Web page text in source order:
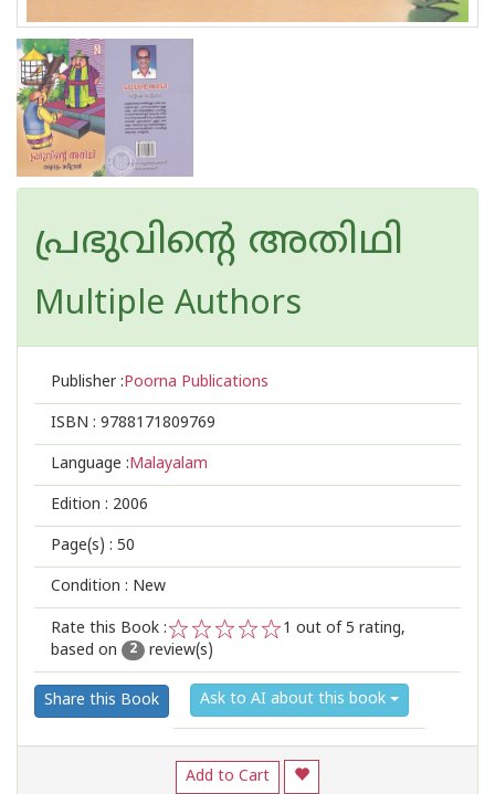
പ്രഭുവിന്റെ അതിഥി
Multiple Authors
Publisher :Poorna Publications
ISBN : 9788171809769
Language :Malayalam
Edition : 2006
Page(s) : 50
Condition : New
Rate this Book :
2
1
1 out of 5 rating,
based on
2 review(s)
Share this Book Ask to AI about this book
Add to Cart